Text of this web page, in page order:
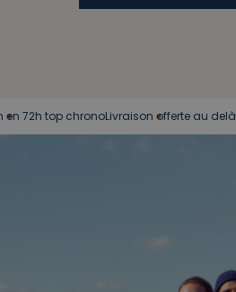
top chrono Livraison offerte au delà de 50€